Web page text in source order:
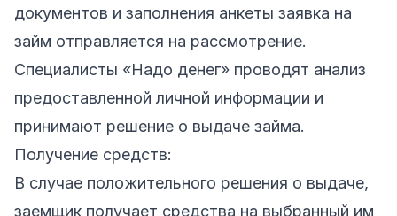
документов и заполнения анкеты заявка на
займ отправляется на рассмотрение.
Специалисты «Надо денег» проводят анализ
предоставленной личной информации и
принимают решение о выдаче займа.
Получение средств:
В случае положительного решения о выдаче,
заемщик получает средства на выбранный им